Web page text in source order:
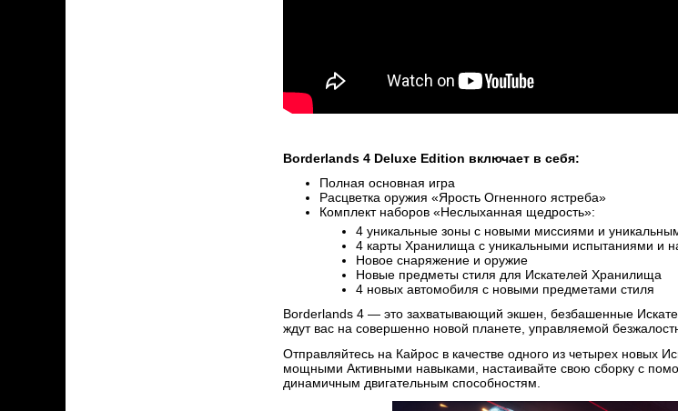
Borderlands 4 Deluxe Edition включает в себя:
Полная основная игра
Расцветка оружия «Ярость Огненного ястреба»
Комплект наборов «Неслыханная щедрость»:
4 уникальные зоны с новыми миссиями и
4 карты Хранилища с уникальными испытаниями и
Новое снаряжение и оружие
Новые предметы стиля для Искателей Хранилища
4 новых автомобиля с новыми предметами стиля
Borderlands 4 — это захватывающий экшен, безбашенные
ждут вас на совершенно новой планете, управляемой
Отправляйтесь на Кайрос в качестве одного из четырех новых
мощными Активными навыками, настаивайте свою сборку с
динамичным двигательным способностям.